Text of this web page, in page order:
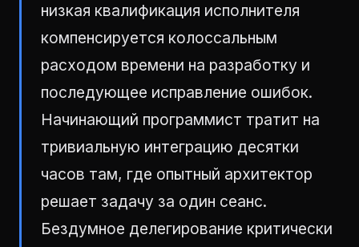
низкая квалификация исполнителя
компенсируется колоссальным
расходом времени на разработку и
последующее исправление ошибок.
Начинающий программист тратит на
тривиальную интеграцию десятки
часов там, где опытный архитектор
решает задачу за один сеанс.
Бездумное делегирование критически